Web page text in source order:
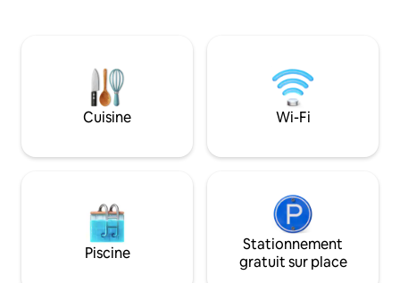
offrent aux familles de la place pour
s'étendre, tandis que les chambres
confortables invitent à des matins
tranquilles avec vue sur la mer. Une
séjours longue durée et les réceptions
espaces
Compacte en
ambiance
retraite
famille. Les
Cuisine Wi-Fi
Piscine
Stationnement
gratuit sur place